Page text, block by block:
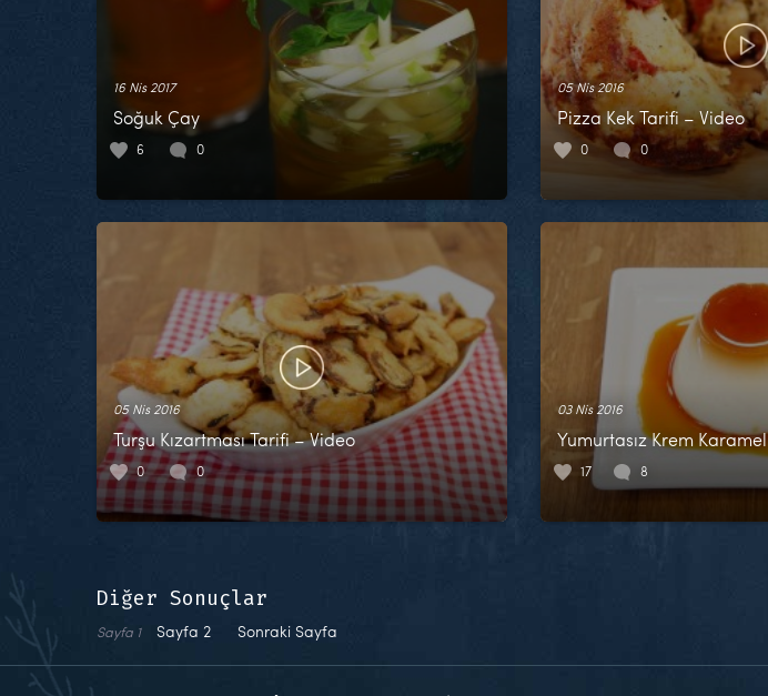
16 Nis 2017
Soğuk Çay
6 0
05 Nis 2016
Pizza Kek Tarifi – Video
0 0
05 Nis 2016
Turşu Kızartması Tarifi – Video
0 0
03 Nis 2016
Yumurtasız Krem Karamel
17 8
Diğer Sonuçlar
Sayfa 1 Sayfa 2 Sonraki Sayfa